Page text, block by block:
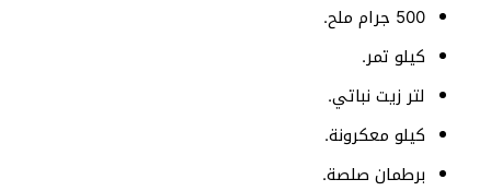
500 جرام ملح.
كيلو تمر.
لتر زيت نباتي.
كيلو معكرونة.
برطمان صلصة.